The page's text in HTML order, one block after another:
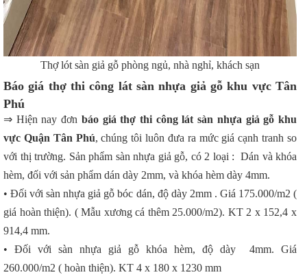
Thợ lót sàn giả gỗ phòng ngủ, nhà nghỉ, khách sạn
Báo giá thợ thi công lát sàn nhựa giả gỗ khu vực Tân
Phú
⇒ Hiện nay đơn báo giá thợ thi công lát sàn nhựa giả gỗ khu
vực Quận Tân Phú, chúng tôi luôn đưa ra mức giá cạnh tranh so
với thị trường. Sản phẩm sàn nhựa giả gỗ, có 2 loại : Dán và khóa
hèm, đối với sản phẩm dán dày 2mm, và khóa hèm dày 4mm.
• Đối với sàn nhựa giả gỗ bóc dán, độ dày 2mm . Giá 175.000/m2 (
giá hoàn thiện). ( Mẫu xương cá thêm 25.000/m2). KT 2 x 152,4 x
914,4 mm.
• Đối với sàn nhựa giả gỗ khóa hèm, độ dày 4mm. Giá
260.000/m2 ( hoàn thiện). KT 4 x 180 x 1230 mm